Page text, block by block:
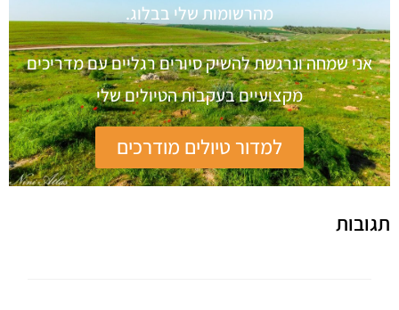
מהרשומות שלי בבלוג.
אני שמחה ונרגשת להשיק סיורים רגליים עם מדריכים
מקצועיים בעקבות הטיולים שלי
למדור טיולים מודרכים
תגובות